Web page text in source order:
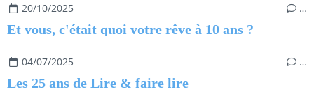
20/10/2025 …
Et vous, c'était quoi votre rêve à 10 ans ?
04/07/2025 …
Les 25 ans de Lire & faire lire